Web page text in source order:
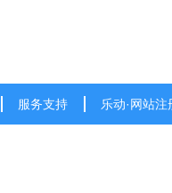
服务支持 乐动·网站注